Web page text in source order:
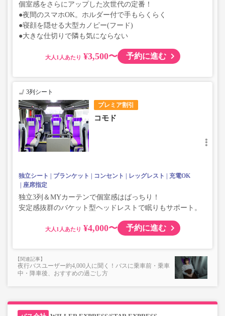
個室感をさらにアップした次世代の定番！
●夜間のスマホOK。ホルダー付で手もらくらく
●寝顔を隠せる大型カノピー(フード)
●大きな仕切りで隣も気にならない
大人 ¥3,500〜 予約に進む
プレミア割引
3列シート
コモド
独立シート ブランケット コンセント レッグレスト
充電OK
座席指定
独立3列＆MYカーテンで個室感はばっちり！
安定感抜群のバケット型ヘッドレストで眠りもサポート。
大人 ¥4,000〜 予約に進む
夜行バスユーザー約4,000人に聞く！バスに乗車前・乗車
中・降車後、おすすめの過ごし方